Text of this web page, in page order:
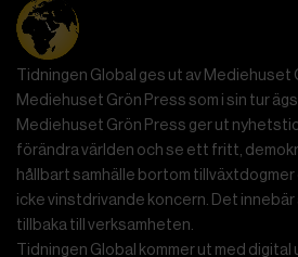
Tidningen Global ges ut av Mediehuset
Mediehuset Grön Press som i sin tur
Mediehuset Grön Press ger ut
förändra världen och se ett fritt,
hållbart samhälle bortom tillväxtdogmer
icke vinstdrivande koncern. Det
tillbaka till verksamheten.
Tidningen Global kommer ut med